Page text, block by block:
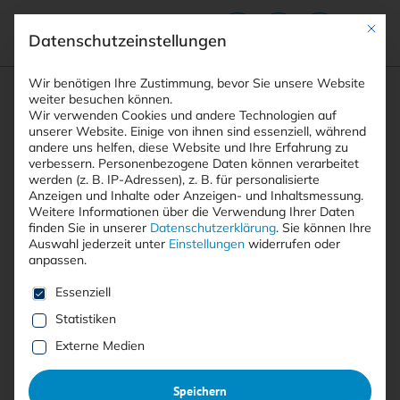
Suchfeld
Suchen
Breadcrumb-Navigation
STARTSEITE
ARTIKEL
PAN-OS-SICHERHEITSLÜCKE: PALO ALTO …
Inhaltsverzeichnis
Free
KRITISCHE SCHWACHSTELLE ENTDECKT
Mit
Datenschutzeinstellungen
Wir benötigen Ihre Zustimmung, bevor Sie unsere Website
weiter besuchen können.
Wir verwenden Cookies und andere Technologien auf
unserer Website. Einige von ihnen sind essenziell, während
andere uns helfen, diese Website und Ihre Erfahrung zu
verbessern. Personenbezogene Daten können verarbeitet
werden (z. B. IP-Adressen), z. B. für personalisierte
Anzeigen und Inhalte oder Anzeigen- und Inhaltsmessung.
Weitere Informationen über die Verwendung Ihrer Daten
finden Sie in unserer Datenschutzerklärung. Sie können Ihre
Auswahl jederzeit unter Einstellungen widerrufen oder
anpassen.
Es folgt eine Liste der Service-Gruppen, für die eine
Essenziell
Statistiken
Externe Medien
Speichern